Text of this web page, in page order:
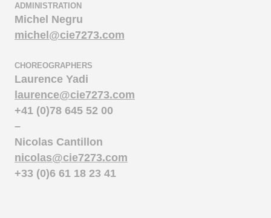
ADMINISTRATION
Michel Negru
michel@cie7273.com
CHOREOGRAPHERS
Laurence Yadi
laurence@cie7273.com
+41 (0)78 645 52 00
–
Nicolas Cantillon
nicolas@cie7273.com
+33 (0)6 61 18 23 41